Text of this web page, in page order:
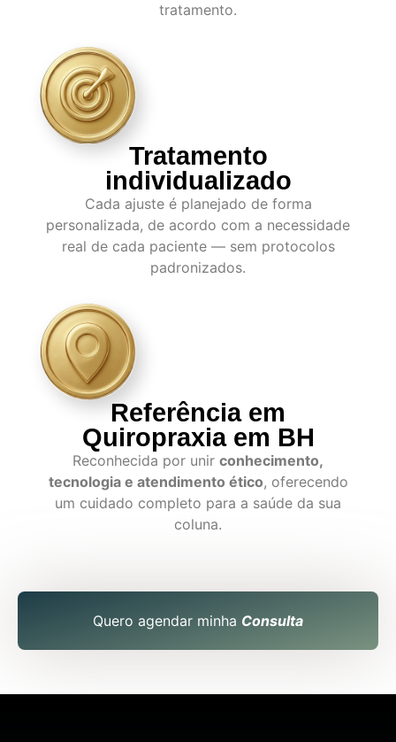
tratamento.
Tratamento
individualizado
Cada ajuste é planejado de forma
personalizada, de acordo com a necessidade
real de cada paciente — sem protocolos
padronizados.
Referência em
Quiropraxia em BH
Reconhecida por unir conhecimento,
tecnologia e atendimento ético, oferecendo
um cuidado completo para a saúde da sua
coluna.
Quero agendar minha Consulta